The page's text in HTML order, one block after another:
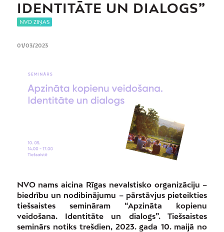
IDENTITĀTE UN DIALOGS”
NVO ZIŅAS
01/03/2023
NVO nams aicina Rīgas nevalstisko organizāciju –
biedrību un nodibinājumu – pārstāvjus pieteikties
tiešsaistes semināram “Apzināta kopienu
veidošana. Identitāte un dialogs”. Tiešsaistes
seminārs notiks trešdien, 2023. gada 10. maijā no